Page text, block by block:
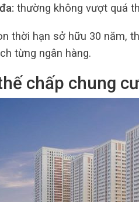
thường không vượt quá
thời hạn sở hữu 30 năm,
từng ngân hàng.
chấp chung